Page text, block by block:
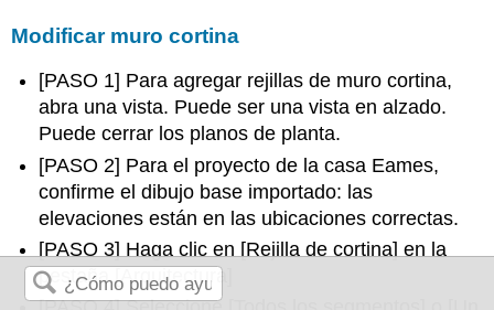
Modificar muro cortina
[PASO 1] Para agregar rejillas de muro cortina,
abra una vista. Puede ser una vista en alzado.
Puede cerrar los planos de planta.
[PASO 2] Para el proyecto de la casa Eames,
confirme el dibujo base importado: las
elevaciones están en las ubicaciones correctas.
[PASO 3] Haga clic en [Rejilla de cortina] en la
pestaña [Arquitectura]